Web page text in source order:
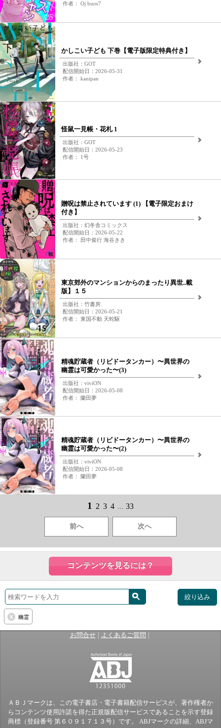
作者： Oj burn7
かしこい子ども 下巻【電子版限定特典付き】
出版社：GOT
配信開始日：2026-05-31
作者： kanipan
怪鼠一見帳・花札 1
出版社：GOT
配信開始日：2026-05-23
作者： 1号
贈呪は禁止されています (1) 【電子限定おまけ
付き】
出版社：幻冬舎コミックス
配信開始日：2026-05-22
作者： 田中俊行 海谷きき
東京郊外のマンションからのまったり異世..載
版】１５
出版社：竹書房
配信開始日：2026-05-21
作者： 東国不動 天蛇駆
精魂貯蔵者（リビドータンカー）〜異世界の
幽霊は可愛かった〜(3)
出版社：viviON
配信開始日：2026-05-08
作者： 蘭田夢
精魂貯蔵者（リビドータンカー）〜異世界の
幽霊は可愛かった〜(2)
出版社：viviON
配信開始日：2026-05-08
作者： 蘭田夢
1 2 3 4 ... 33
前へ 次へ
コンテンツを見るには？
絞り込み
幽霊
お問合せ| よくあるご質問 |
ＡＢＪマークは、この電子書店・電子書籍配信サービスが、著作権者か
らコンテンツ使用許諾を得た正規版配信サービスであることを示す登録
商標（登録番号 第６０９１７１３号）です。 ABJマークの詳細、ABJマ